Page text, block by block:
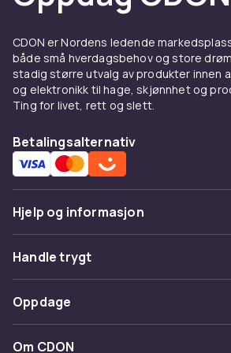
bevegelsessensorer,
hjemmealarmsystemfor full
falske overvåkningskameraer
alternativ. Trygge kjøp og rask
CDON.
CDON er Nordens ledende
både små hverdagsbehov og store
stadig større utvalg av produkter innen
og elektronikk til hage, skjønnhet og
Ting for livet, rett og slett.
Betalingsalternativ
Hjelp og informasjon
Vanlige spørsmål
Spor pakke
Angre & returner her
Kontakt oss
Handle trygt
Betaling
Levering
Oppdage
Kategorier
Om CDON